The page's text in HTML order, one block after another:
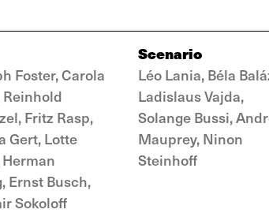
Foster, Carola
Reinhold
Fritz Rasp,
Gert, Lotte
Ernst Busch,
Sokoloff
Scenario
Léo Lania, Béla
Ladislaus Vajda,
Solange Bussi,
Mauprey, Ninon
Steinhoff